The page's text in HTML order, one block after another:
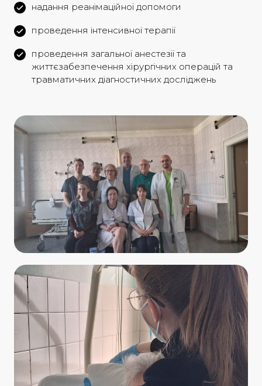
надання реанімаційної допомоги
проведення інтенсивної терапії
проведення загальної анестезії та
життєзабезпечення хірургічних операцій та
травматичних діагностичних досліджень